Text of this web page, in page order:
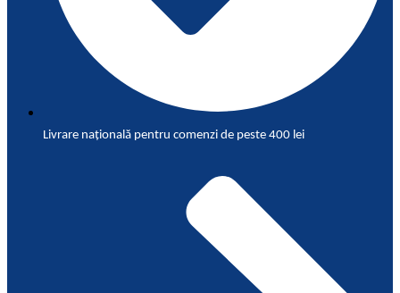
Livrare națională pentru comenzi de peste 400 lei